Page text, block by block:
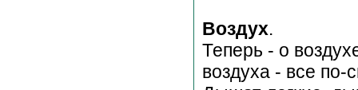
Воздух.
Теперь - о
воздуха - все по-